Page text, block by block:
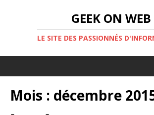
GEEK ON WEB
LE SITE DES PASSIONNÉS
Mois : décembre